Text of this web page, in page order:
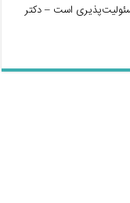
است – دکتر